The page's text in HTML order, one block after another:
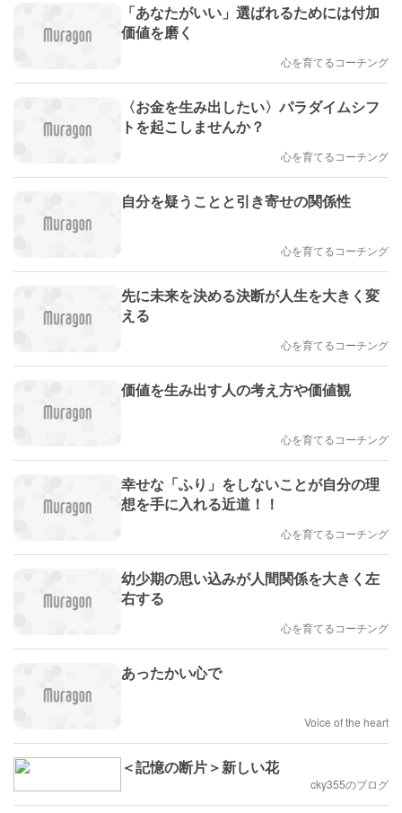
「あなたがいい」選ばれるためには付加
価値を磨く
心を育てるコーチング
〈お金を生み出したい〉パラダイムシフ
トを起こしませんか？
心を育てるコーチング
自分を疑うことと引き寄せの関係性
心を育てるコーチング
先に未来を決める決断が人生を大きく変
える
心を育てるコーチング
価値を生み出す人の考え方や価値観
心を育てるコーチング
幸せな「ふり」をしないことが自分の理
想を手に入れる近道！！
心を育てるコーチング
幼少期の思い込みが人間関係を大きく左
右する
心を育てるコーチング
あったかい心で
Voice of the heart
＜記憶の断片＞新しい花
cky355のブログ